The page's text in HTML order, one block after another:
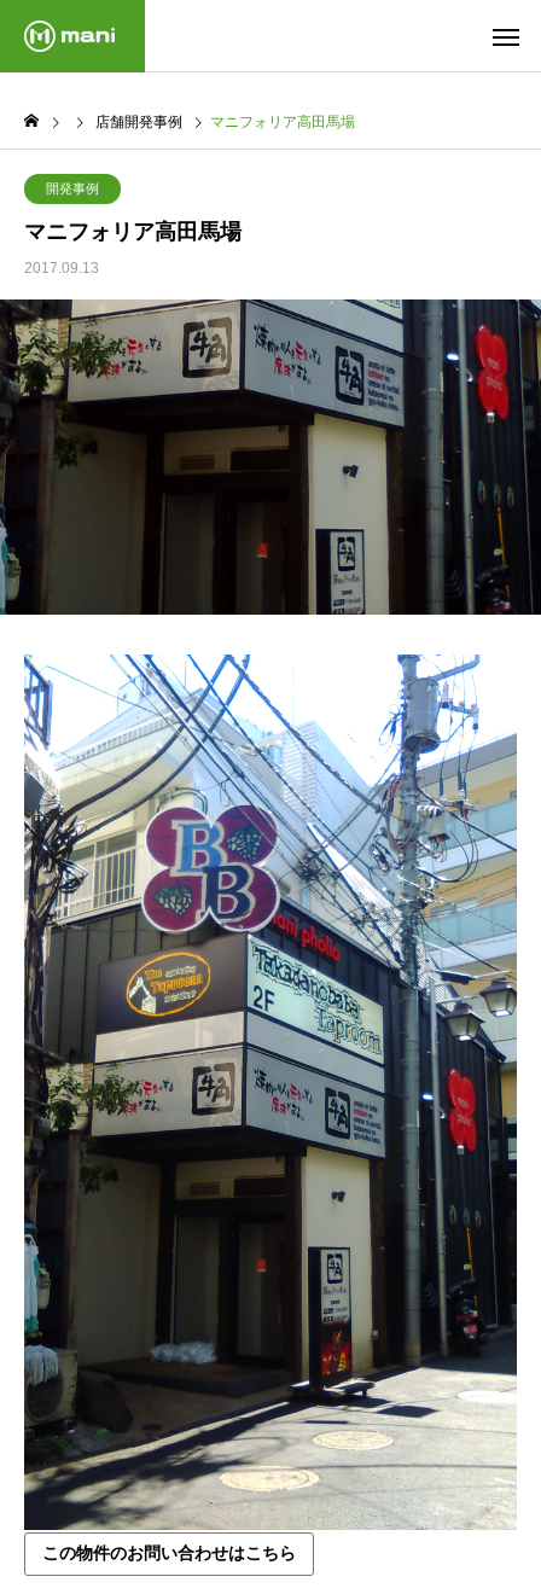
店舗開発事例 マニフォリア高田馬場
開発事例
マニフォリア高田馬場
2017.09.13
この物件のお問い合わせはこちら